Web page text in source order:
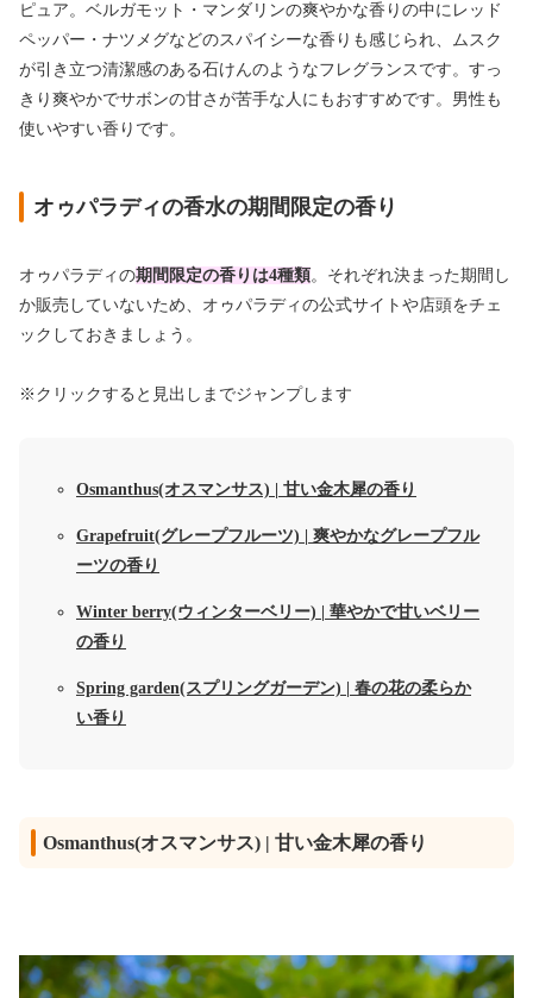
ピュア。ベルガモット・マンダリンの爽やかな香りの中にレッド
ペッパー・ナツメグなどのスパイシーな香りも感じられ、ムスク
が引き立つ清潔感のある石けんのようなフレグランスです。すっ
きり爽やかでサボンの甘さが苦手な人にもおすすめです。男性も
使いやすい香りです。
オゥパラディの香水の期間限定の香り
オゥパラディの期間限定の香りは4種類。それぞれ決まった期間し
か販売していないため、オゥパラディの公式サイトや店頭をチェ
ックしておきましょう。
※クリックすると見出しまでジャンプします
Osmanthus(オスマンサス) | 甘い金木犀の香り
Grapefruit(グレープフルーツ) | 爽やかなグレープフル
ーツの香り
Winter berry(ウィンターベリー) | 華やかで甘いベリー
の香り
Spring garden(スプリングガーデン) | 春の花の柔らか
い香り
Osmanthus(オスマンサス) | 甘い金木犀の香り